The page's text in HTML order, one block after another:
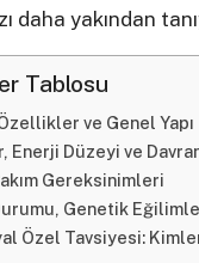
daha yakından
Tablosu
ve Genel Yapı
Enerji Düzeyi ve
Gereksinimleri
Genetik
Özel Tavsiyesi: